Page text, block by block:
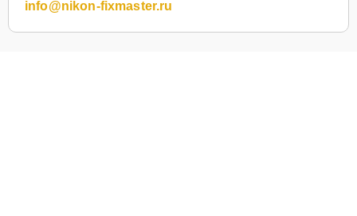
info@nikon-fixmaster.ru